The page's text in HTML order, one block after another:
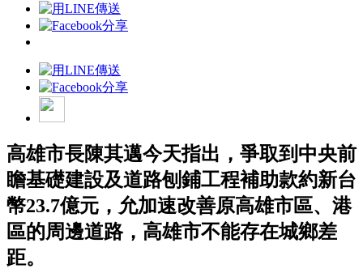
高雄市長陳其邁今天指出，爭取到中央前
瞻基礎建設及道路刨鋪工程補助款約新台
幣23.7億元，允加速改善原高雄市區、港
區的周邊道路，高雄市不能存在城鄉差
距。